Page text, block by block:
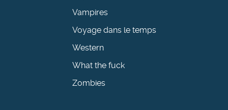
Vampires
Voyage dans le temps
Western
What the fuck
Zombies